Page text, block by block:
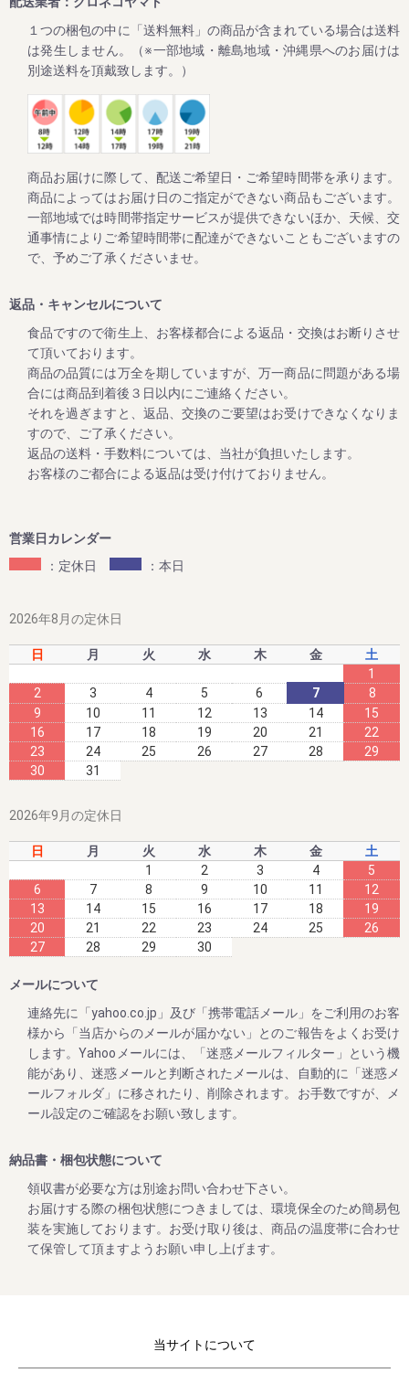
っぱMAX」をオンラインショップでも販売致します。
これからますます暑くなりますので、外作業やスポーツ時の
塩分補給や友達との話題に。
一度食べると超しょっぱいけど病みつきになると、リピータ
2024/02/01
開催！
毎年大好評をいただいてる梅企画です。
期間は２月１日よりスタート。
ご家庭用の紀州南高梅がお得にお買い求めいただけます。
さらに今回もキャンペーン期間中にお買上げいただいたお客
2023/10/12
高級南高梅がお買い得！秋・冬お買い得キャンペーン開催
（12月25日まで）
この度、2023年12月25日までの期間中、高級南高梅のご家
庭用梅干1kg×2個セットと1kg×3個セットが大変お得にお買
い求めいただけるお買い得企画を開催します。また、期間中
さい。
夏のお買い得企画 ～夏のダブル企画のご案内～
毎年大好評をいただいてる梅企画です。
期間は８月末まで。
2023/06/09
新梅ご予約開始！ ～夏のダブル企画のご案内～
だ、紀州南高梅 しそ漬け 1.2kg。
いつもご愛顧いただいている皆様に、いち早くお届けした
い!!
そんな想いで、今年も早期ご予約スタート!!!!
2023/04/26
ゴールデンウィークの営業のお知らせ
平素は格別のご高配を賜り厚く御礼申し上げます。
表記の件、下記の通りご案内させていただきます。
何かとご迷惑をお掛け致しますが、何卒ご理解とご協力を賜
りますよう宜しくお願い致します。
【休業日】
5月3日(水曜日) ～ ５月7日（日曜日）
【平常通り営業】
5月8日(月曜日) ～
１つの梱包の中に「送料無料」の商品が含まれている場合は送料
は発生しません。（※一部地域・離島地域・沖縄県へのお届けは
別途送料を頂戴致します。）
商品お届けに際して、配送ご希望日・ご希望時間帯を承ります。
商品によってはお届け日のご指定ができない商品もございます。
一部地域では時間帯指定サービスが提供できないほか、天候、交
通事情によりご希望時間帯に配達ができないこともございますの
で、予めご了承くださいませ。
返品・キャンセルについて
食品ですので衛生上、お客様都合による返品・交換はお断りさせ
て頂いております。
商品の品質には万全を期していますが、万一商品に問題がある場
合には商品到着後３日以内にご連絡ください。
それを過ぎますと、返品、交換のご要望はお受けできなくなりま
すので、ご了承ください。
返品の送料・手数料については、当社が負担いたします。
お客様のご都合による返品は受け付けておりません。
営業日カレンダー
：定休日
：本日
2026年8月の定休日
日 月 火 水 木 金
土
1
2
3 4 5 6 7
8
9
10 11 12 13 14
15
16
17 18 19 20 21
22
23
24 25 26 27 28
29
30
31
2026年9月の定休日
日 月 火 水 木 金
土
1
2 3 4
5
6
7 8 9 10 11
12
13
14 15 16 17 18
19
20
21 22 23 24 25
26
27
28 29 30
メールについて
連絡先に「yahoo.co.jp」及び「携帯電話メール」をご利用のお客
様から「当店からのメールが届かない」とのご報告をよくお受け
します。Yahooメールには、「迷惑メールフィルター」という機
能があり、迷惑メールと判断されたメールは、自動的に「迷惑メ
ールフォルダ」に移されたり、削除されます。お手数ですが、メ
ール設定のご確認をお願い致します。
納品書・梱包状態について
領収書が必要な方は別途お問い合わせ下さい。
お届けする際の梱包状態につきましては、環境保全のため簡易包
装を実施しております。お受け取り後は、商品の温度帯に合わせ
て保管して頂ますようお願い申し上げます。
当サイトについて